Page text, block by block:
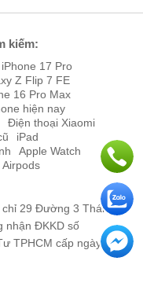
kiếm:
iPhone 17 Pro
Z Flip 7 FE
16 Pro Max
hiện nay
Điện thoại Xiaomi
iPad
Apple Watch
Airpods
chỉ 29 Đường 3 Tháng 2,
nhận ĐKKD số
TPHCM cấp ngày